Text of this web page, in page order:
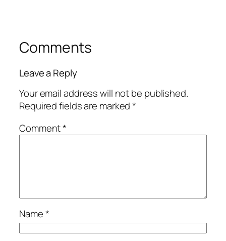
Comments
Leave a Reply
Your email address will not be published.
Required fields are marked*
Comment*
Name*